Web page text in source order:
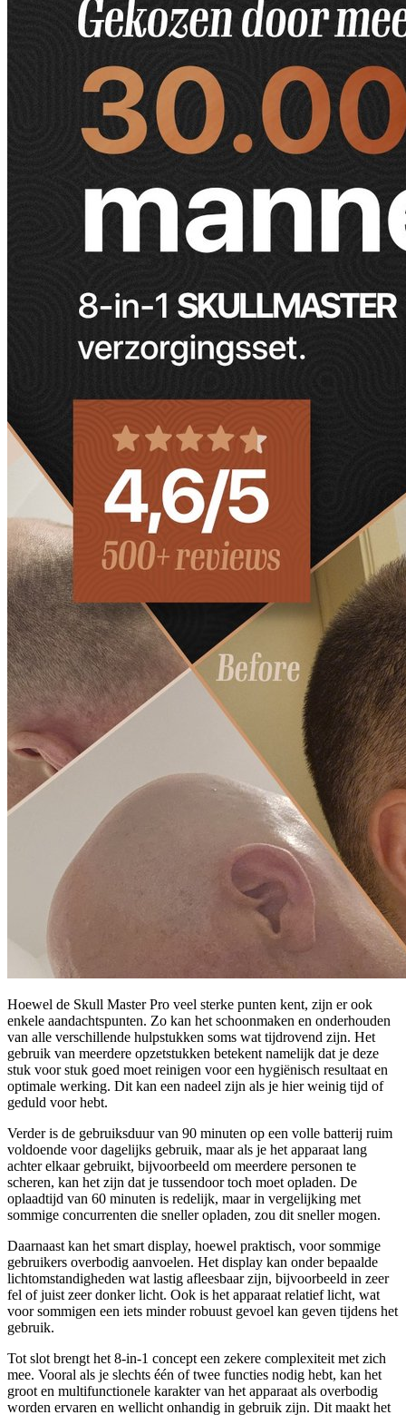
Hoewel de Skull Master Pro veel sterke punten kent, zijn er ook
enkele aandachtspunten. Zo kan het schoonmaken en onderhouden
van alle verschillende hulpstukken soms wat tijdrovend zijn. Het
gebruik van meerdere opzetstukken betekent namelijk dat je deze
stuk voor stuk goed moet reinigen voor een hygiënisch resultaat en
optimale werking. Dit kan een nadeel zijn als je hier weinig tijd of
geduld voor hebt.
Verder is de gebruiksduur van 90 minuten op een volle batterij ruim
voldoende voor dagelijks gebruik, maar als je het apparaat lang
achter elkaar gebruikt, bijvoorbeeld om meerdere personen te
scheren, kan het zijn dat je tussendoor toch moet opladen. De
oplaadtijd van 60 minuten is redelijk, maar in vergelijking met
sommige concurrenten die sneller opladen, zou dit sneller mogen.
Daarnaast kan het smart display, hoewel praktisch, voor sommige
gebruikers overbodig aanvoelen. Het display kan onder bepaalde
lichtomstandigheden wat lastig afleesbaar zijn, bijvoorbeeld in zeer
fel of juist zeer donker licht. Ook is het apparaat relatief licht, wat
voor sommigen een iets minder robuust gevoel kan geven tijdens het
gebruik.
Tot slot brengt het 8-in-1 concept een zekere complexiteit met zich
mee. Vooral als je slechts één of twee functies nodig hebt, kan het
groot en multifunctionele karakter van het apparaat als overbodig
worden ervaren en wellicht onhandig in gebruik zijn. Dit maakt het